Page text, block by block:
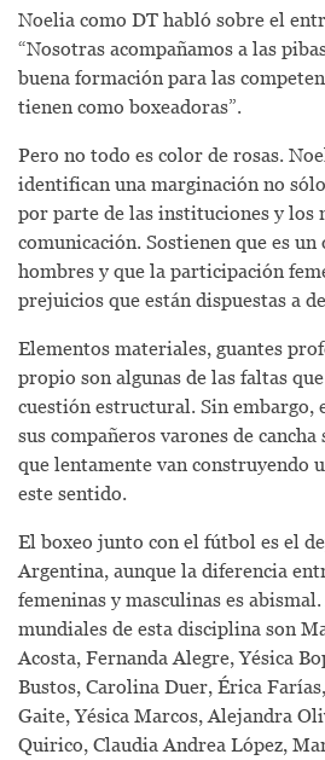
Noelia como DT habló sobre el
“Nosotras acompañamos a las
buena formación para las
tienen como boxeadoras”.
Pero no todo es color de rosas.
identifican una marginación no
por parte de las instituciones y los
comunicación. Sostienen que es
hombres y que la participación
prejuicios que están dispuestas a
Elementos materiales, guantes
propio son algunas de las faltas
cuestión estructural. Sin embargo,
sus compañeros varones de
que lentamente van construyendo
este sentido.
El boxeo junto con el fútbol es el
Argentina, aunque la diferencia
femeninas y masculinas es
mundiales de esta disciplina son
Acosta, Fernanda Alegre, Yésica
Bustos, Carolina Duer, Érica
Gaite, Yésica Marcos, Alejandra
Quirico, Claudia Andrea López,